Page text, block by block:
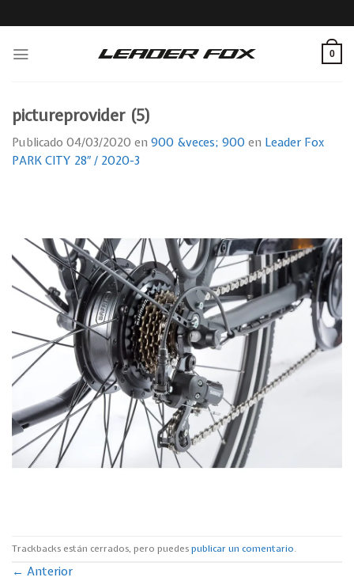
to
0
pictureprovider (5)
Publicado 04/03/2020 en 900 &veces; 900 en Leader Fox
PARK CITY 28″ / 2020-3
Trackbacks están cerrados, pero puedespublicar un comentario.
← Anterior